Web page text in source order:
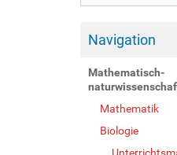
Navigation
Mathematisch-
Mathematik
Biologie